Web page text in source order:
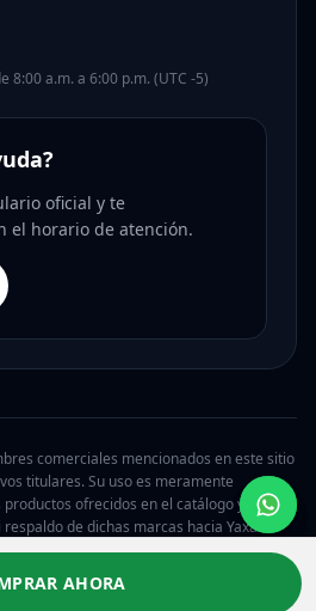
AHORA
8:00 a.m. a 6:00 p.m. (UTC -5)
oficial y te
el horario de atención.
comerciales mencionados en este sitio
titulares. Su uso es meramente
ofrecidos en el catálogo y no
de dichas marcas hacia Yaxa.
los derechos reservados.